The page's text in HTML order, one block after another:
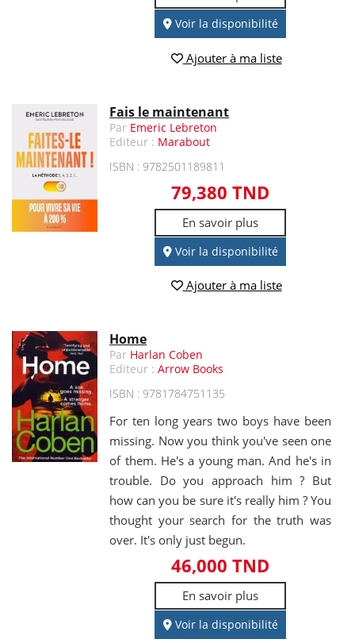
Voir la disponibilité
Ajouter à ma liste
Fais le maintenant
Par Emeric Lebreton
Editeur : Marabout
ISBN : 9782501189811
79,380 TND
En savoir plus
Voir la disponibilité
Ajouter à ma liste
Home
Par Harlan Coben
Editeur :Arrow Books
ISBN : 9781784751135
For ten long years two boys have been
missing. Now you think you've seen one
of them. He's a young man. And he's in
trouble. Do you approach him ? But
how can you be sure it's really him ? You
thought your search for the truth was
over. It's only just begun.
46,000 TND
En savoir plus
Voir la disponibilité